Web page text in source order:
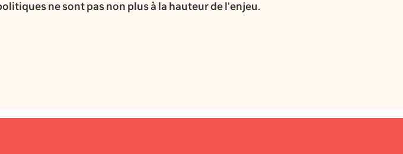
ne sont pas non plus à la hauteur de l'enjeu.